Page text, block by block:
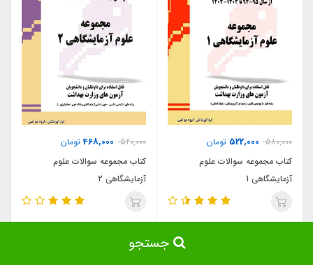
580,000
522,000 تومان
کتاب مجموعه سوالات علوم
آزمایشگاهی 1
520,000
468,000تومان
کتاب مجموعه سوالات علوم
آزمایشگاهی 2
10٪ جستجو